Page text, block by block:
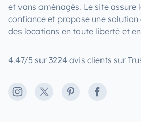
et vans aménagés. Le site assure
confiance et propose une solution
des locations en toute liberté et
4.47/5 sur 3224 avis clients sur
Instagram
X PinterestFacebook